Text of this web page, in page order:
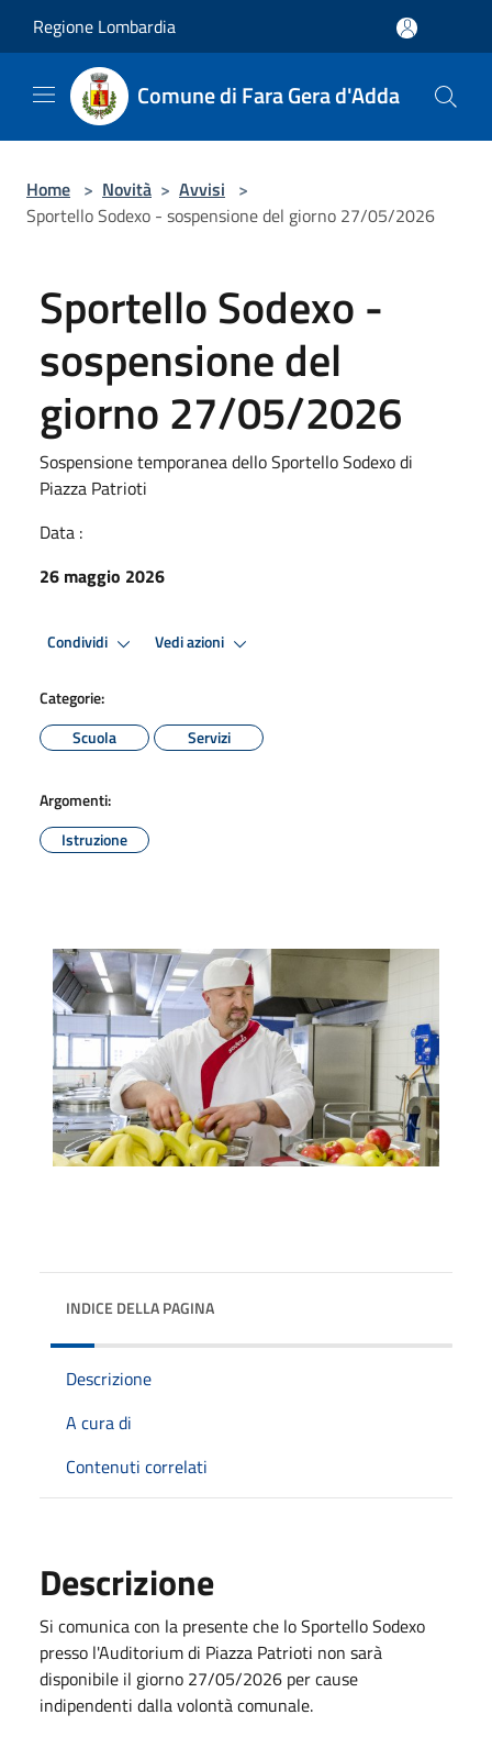
Regione Lombardia
Comune di Fara Gera d'Adda
Home > Novità > Avvisi >
Sportello Sodexo - sospensione del giorno 27/05/2026
Sportello Sodexo -
sospensione del
giorno 27/05/2026
Sospensione temporanea dello Sportello Sodexo di
Piazza Patrioti
Data :
26 maggio 2026
Condividi Vedi azioni
Categorie:
Scuola
Servizi
Argomenti:
Istruzione
INDICE DELLA PAGINA
Descrizione
A cura di
Contenuti correlati
Descrizione
Si comunica con la presente che lo Sportello Sodexo
presso l'Auditorium di Piazza Patrioti non sarà
disponibile il giorno 27/05/2026 per cause
indipendenti dalla volontà comunale.